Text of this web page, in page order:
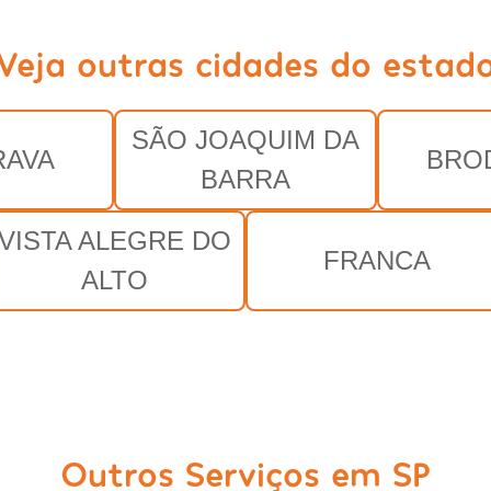
outras cidades do
SÃO JOAQUIM DA
BARRA
ALEGRE DO
ALTO
FRANCA
Outros Serviços em SP